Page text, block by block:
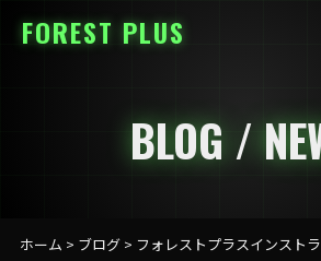
FOREST PLUS
BLOG /
ホーム > ブログ> フォレストプラスインスト